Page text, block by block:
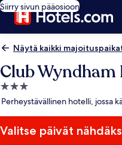
Siirry sivun pääosioon
Näytä kaikki
Club
3.0
tähden
Perheystävällinen hotelli, jossa
Valitse päivät